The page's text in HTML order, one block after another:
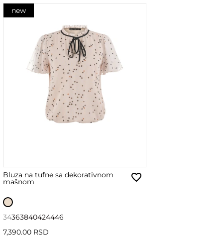
new
Bluza na tufne sa dekorativnom
mašnom
34363840424446
7,390.00 RSD